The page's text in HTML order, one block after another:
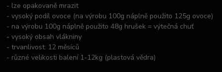
- lze opakovaně mrazit
- vysoký podíl ovoce (na výrobu 100g náplně použito 125g ovoce)
- na výrobu 100g náplně použito 48g hrušek = výtečná chuť
-vysoký obsah vlákniny
- trvanlivost: 12 měsíců
- různé velikosti balení 1-12kg (plastová vědra)